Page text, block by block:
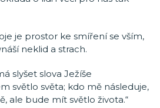
je prostor ke smíření se vším,
neklid a strach.
slyšet slova Ježíše
světlo světa; kdo mě následuje,
ale bude mít světlo života.“